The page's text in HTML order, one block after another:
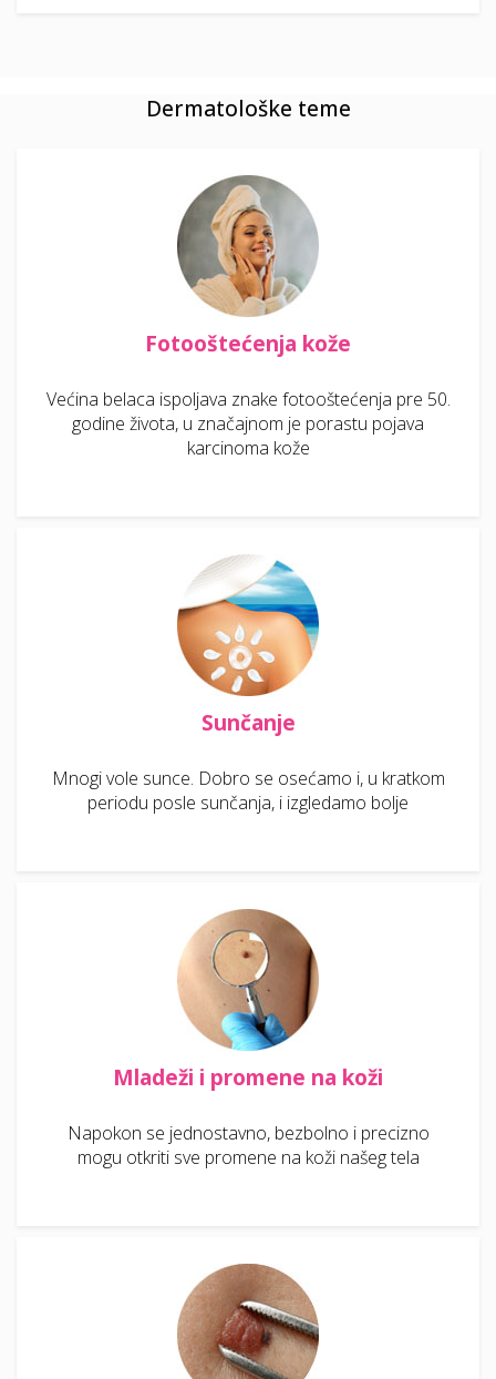
Dermatološke teme
Fotooštećenja kože
Većina belaca ispoljava znake fotooštećenja pre 50.
godine života, u značajnom je porastu pojava
karcinoma kože
Sunčanje
Mnogi vole sunce. Dobro se osećamo i, u kratkom
periodu posle sunčanja, i izgledamo bolje
Mladeži i promene na koži
Napokon se jednostavno, bezbolno i precizno
mogu otkriti sve promene na koži našeg tela